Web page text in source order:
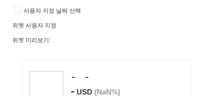
사용자 지정 날짜 선택
위젯 사용자 지정
위젯 미리보기: